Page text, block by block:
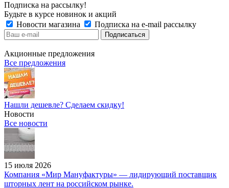
Подписка на рассылку!
Будьте в курсе новинок и акций
Новости магазина
Подписка на e-mail рассылку
Акционные предложения
Все предложения
Нашли дешевле? Сделаем скидку!
Новости
Все новости
15 июля 2026
Компания «Мир Мануфактуры» — лидирующий поставщик
шторных лент на российском рынке.